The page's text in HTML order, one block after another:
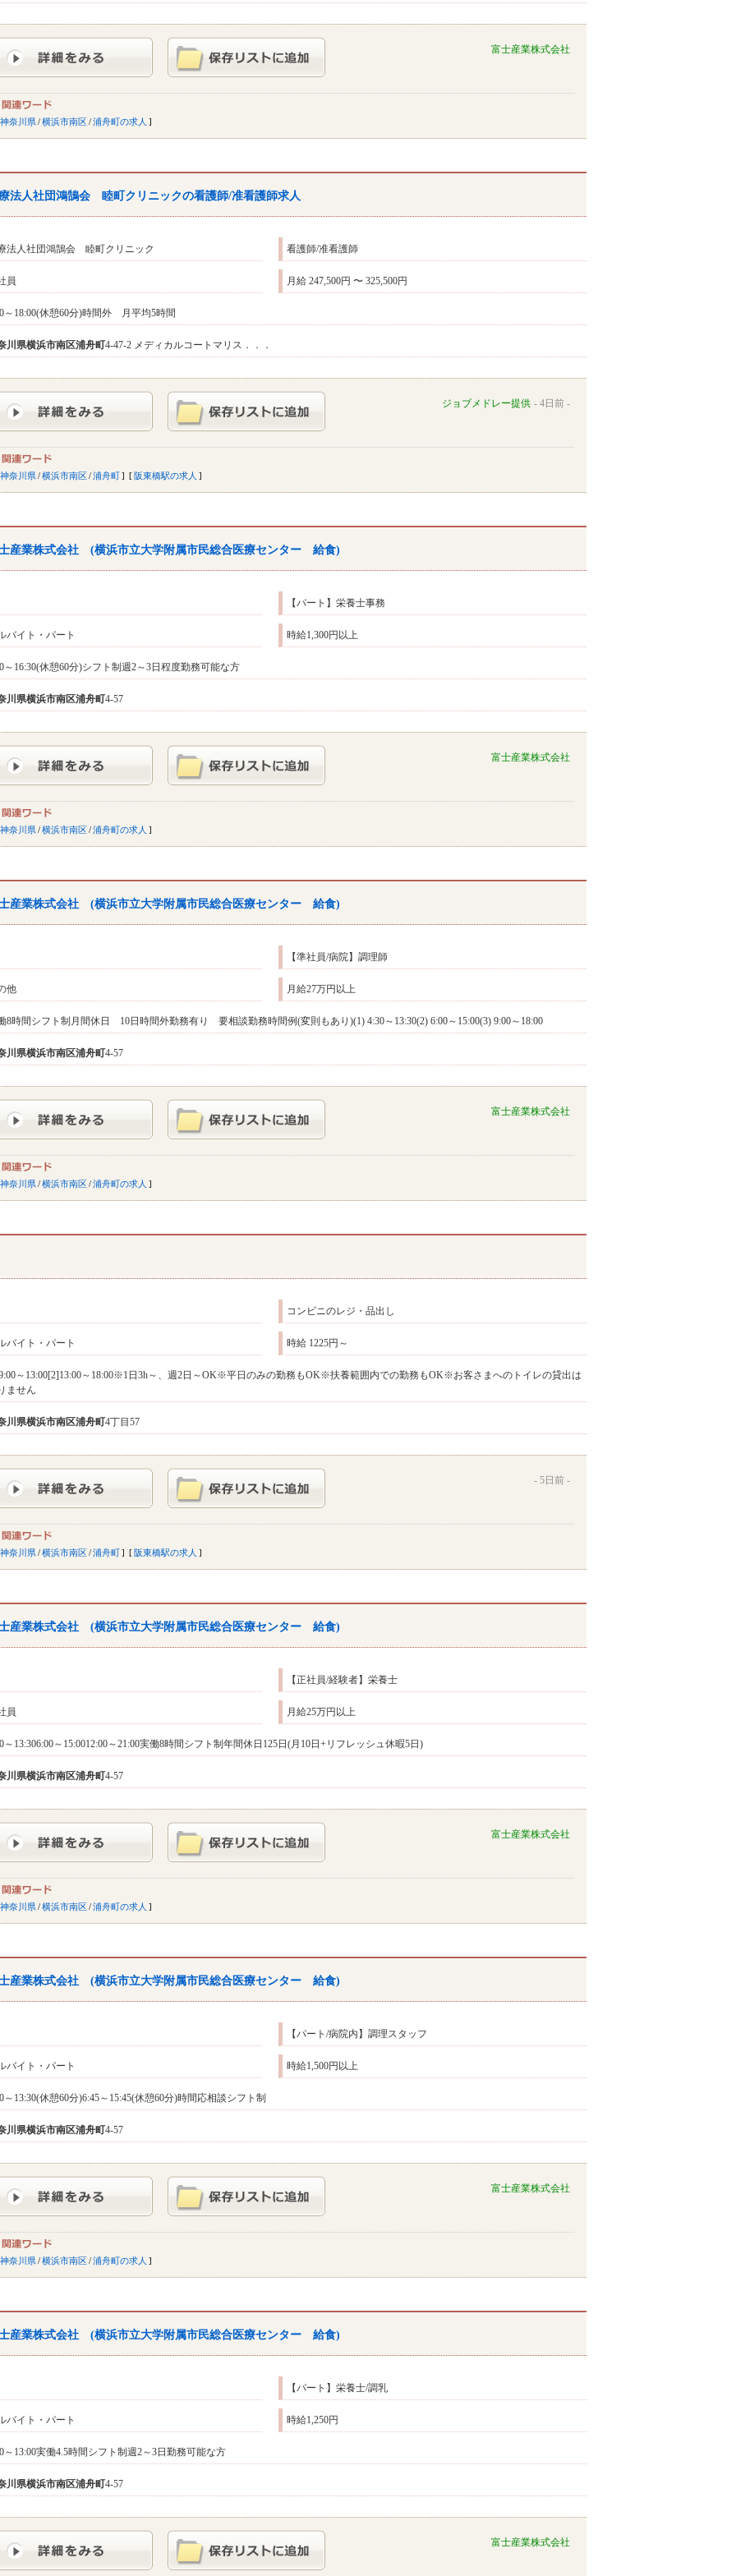
富士産業株式会社
神奈川県/横浜市南区/浦舟町の求人
法人社団鴻鵠会 睦町クリニックの看護師/准看護師求人
法人社団鴻鵠会 睦町クリニック 看護師/准看護師
員 月給 247,500円 〜 325,500円
～18:00(休憩60分)時間外 月平均5時間
川県横浜市南区浦舟町4-47-2 メディカルコートマリス．．．
ジョブメドレー提供 4日前
神奈川県/横浜市南区/浦舟町 阪東橋駅の求人
産業株式会社 (横浜市立大学附属市民総合医療センター 給食)
【パート】栄養士事務
バイト・パート 時給1,300円以上
～16:30(休憩60分)シフト制週2～3日程度勤務可能な方
川県横浜市南区浦舟町4-57
富士産業株式会社
神奈川県/横浜市南区/浦舟町の求人
産業株式会社 (横浜市立大学附属市民総合医療センター 給食)
【準社員/病院】調理師
他 月給27万円以上
8時間シフト制月間休日 10日時間外勤務有り 要相談勤務時間例(変則もあり)(1) 4:30～13:30(2) 6:00～15:00(3) 9:00～18:00
川県横浜市南区浦舟町4-57
富士産業株式会社
神奈川県/横浜市南区/浦舟町の求人
コンビニのレジ・品出し
バイト・パート 時給 1225円～
～13:00[2]13:00～18:00※1日3h～、週2日～OK※平日のみの勤務もOK※扶養範囲内での勤務もOK※お客さまへのトイレの貸出は
ません
川県横浜市南区浦舟町4丁目57
5日前
神奈川県/横浜市南区/浦舟町 阪東橋駅の求人
産業株式会社 (横浜市立大学附属市民総合医療センター 給食)
【正社員/経験者】栄養士
員 月給25万円以上
～13:306:00～15:0012:00～21:00実働8時間シフト制年間休日125日(月10日+リフレッシュ休暇5日)
川県横浜市南区浦舟町4-57
富士産業株式会社
神奈川県/横浜市南区/浦舟町の求人
産業株式会社 (横浜市立大学附属市民総合医療センター 給食)
【パート/病院内】調理スタッフ
バイト・パート 時給1,500円以上
～13:30(休憩60分)6:45～15:45(休憩60分)時間応相談シフト制
川県横浜市南区浦舟町4-57
富士産業株式会社
神奈川県/横浜市南区/浦舟町の求人
産業株式会社 (横浜市立大学附属市民総合医療センター 給食)
【パート】栄養士/調乳
バイト・パート 時給1,250円
～13:00実働4.5時間シフト制週2～3日勤務可能な方
川県横浜市南区浦舟町4-57
富士産業株式会社